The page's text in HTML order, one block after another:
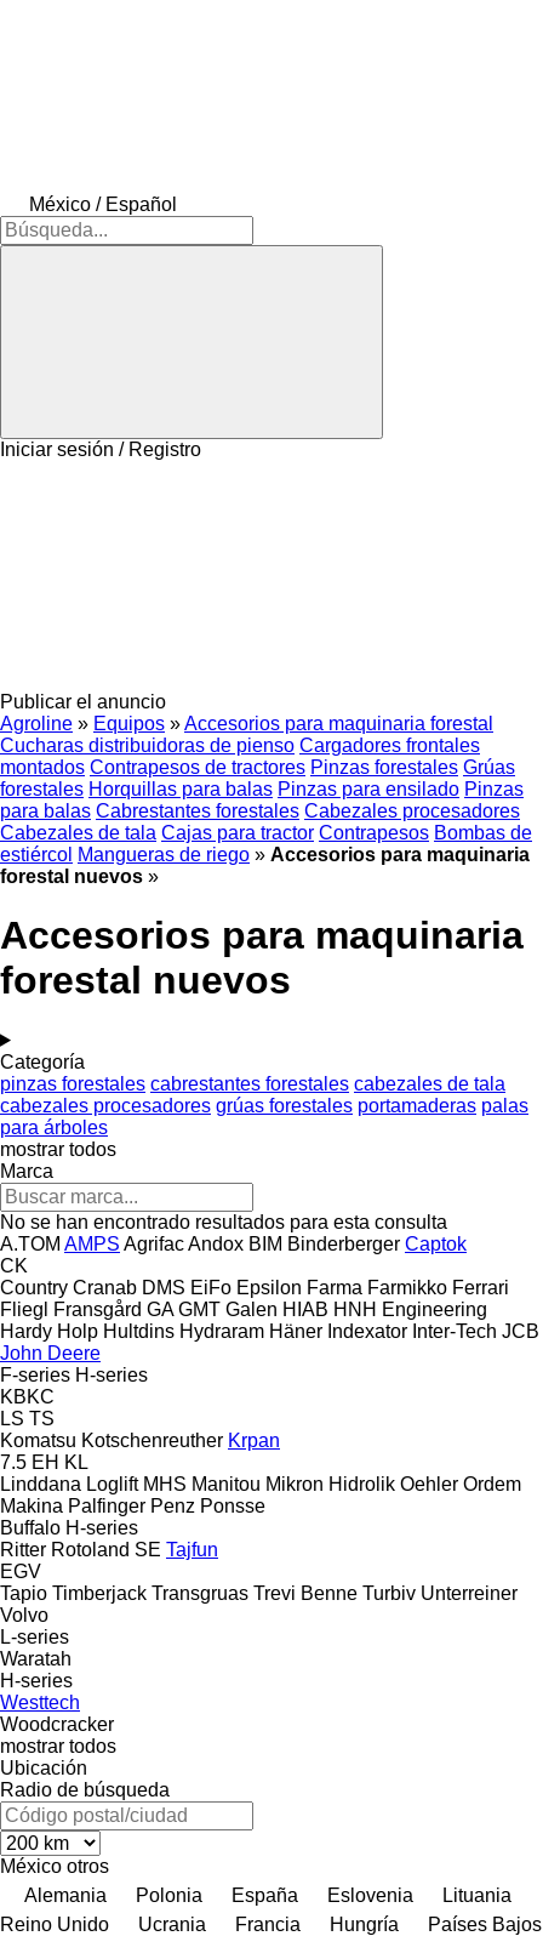
México / Español
Iniciar sesión / Registro
Publicar el anuncio
Agroline » Equipos »Accesorios para maquinaria forestal
Cucharas distribuidoras de pienso Cargadores frontales
montados Contrapesos de tractores Pinzas forestales Grúas
forestales Horquillas para balas Pinzas para ensilado Pinzas
para balas Cabrestantes forestales Cabezales procesadores
Cabezales de tala Cajas para tractor Contrapesos Bombas de
estiércol Mangueras de riego » Accesorios para maquinaria
forestal nuevos »
Accesorios para maquinaria
forestal nuevos
Categoría
pinzas forestales cabrestantes forestales cabezales de tala
cabezales procesadores grúas forestales portamaderas palas
para árboles
mostrar todos
Marca
No se han encontrado resultados para esta consulta
A.TOM AMPS AgrifacAndox BIM Binderberger Captok
CK
Country Cranab DMS EiFo Epsilon Farma Farmikko Ferrari
Fliegl
Fransgård GA GMT Galen HIAB HNH Engineering
Hardy Holp Hultdins Hydraram Häner Indexator Inter-Tech JCB
John Deere
F-series H-series
KBKC
LS TS
Komatsu Kotschenreuther Krpan
7.5 EH KL
Linddana Loglift MHS Manitou Mikron Hidrolik Oehler Ordem
Makina Palfinger Penz Ponsse
Buffalo H-series
Ritter Rotoland SE Tajfun
EGV
Tapio Timberjack Transgruas Trevi Benne Turbiv Unterreiner
Volvo
L-series
Waratah
H-series
Westtech
Woodcracker
mostrar todos
Ubicación
Radio de búsqueda
México otros
Alemania
Polonia España Eslovenia
Lituania
Reino Unido
Ucrania Francia Hungría
Países Bajos